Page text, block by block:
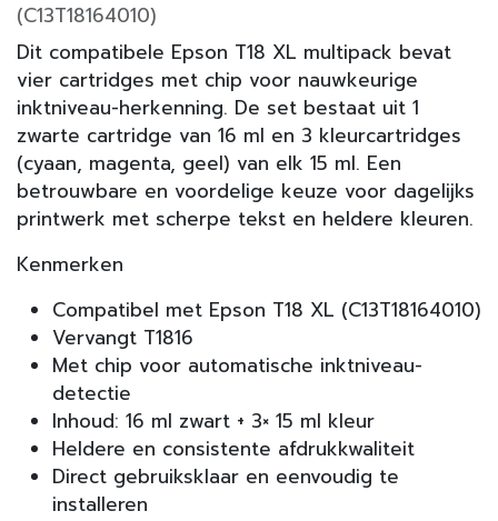
(C13T18164010)
Dit compatibele Epson T18 XL multipack bevat
vier cartridges met chip voor nauwkeurige
inktniveau-herkenning. De set bestaat uit 1
zwarte cartridge van 16 ml en 3 kleurcartridges
(cyaan, magenta, geel) van elk 15 ml. Een
betrouwbare en voordelige keuze voor dagelijks
printwerk met scherpe tekst en heldere kleuren.
Kenmerken
Compatibel met Epson T18 XL (C13T18164010)
Vervangt T1816
Met chip voor automatische inktniveau-
detectie
Inhoud: 16 ml zwart + 3× 15 ml kleur
Heldere en consistente afdrukkwaliteit
Direct gebruiksklaar en eenvoudig te
installeren